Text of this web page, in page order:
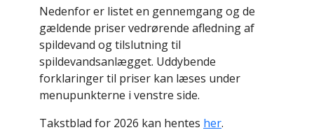
Nedenfor er listet en gennemgang og de
gældende priser vedrørende afledning af
spildevand og tilslutning til
spildevandsanlægget. Uddybende
forklaringer til priser kan læses under
menupunkterne i venstre side.
Takstblad for 2026 kan hentes her.